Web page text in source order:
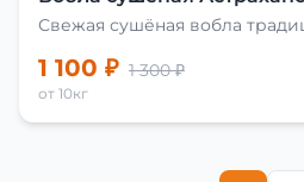
Свежая сушёная вобла
1 100 ₽ 1 300 ₽
от 10кг